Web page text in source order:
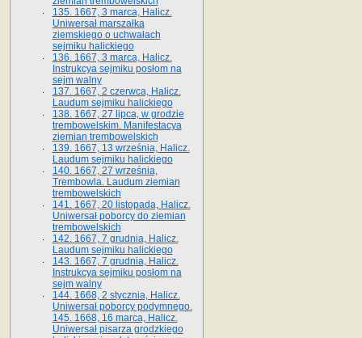
135. 1667, 3 marca, Halicz.
Uniwersał marszałka
ziemskiego o uchwałach
sejmiku halickiego
136. 1667, 3 marca, Halicz.
Instrukcya sejmiku posłom na
sejm walny
137. 1667, 2 czerwca, Halicz.
Laudum sejmiku halickiego
138. 1667, 27 lipca, w grodzie
trembowelskim. Manifestacya
ziemian trembowelskich
139. 1667, 13 września, Halicz.
Laudum sejmiku halickiego
140. 1667, 27 września,
Trembowla. Laudum ziemian
trembowelskich
141. 1667, 20 listopada, Halicz.
Uniwersał poborcy do ziemian
trembowelskich
142. 1667, 7 grudnia, Halicz.
Laudum sejmiku halickiego
143. 1667, 7 grudnia, Halicz.
Instrukcya sejmiku posłom na
sejm walny
144. 1668, 2 stycznia, Halicz.
Uniwersał poborcy podymnego.
145. 1668, 16 marca, Halicz.
Uniwersał pisarza grodzkiego